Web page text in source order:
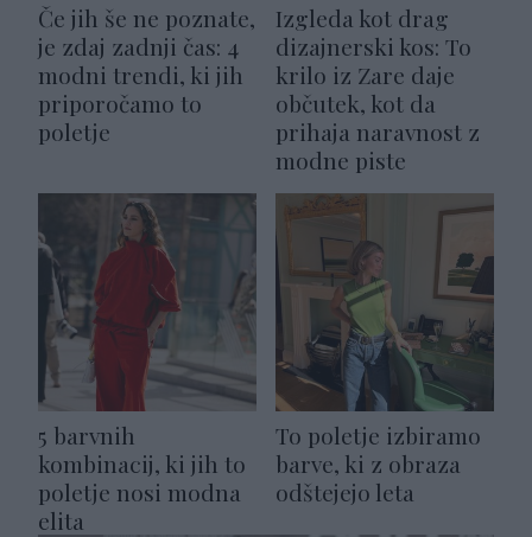
Če jih še ne poznate,
je zdaj zadnji čas: 4
modni trendi, ki jih
priporočamo to
poletje
Izgleda kot drag
dizajnerski kos: To
krilo iz Zare daje
občutek, kot da
prihaja naravnost z
modne piste
5 barvnih
kombinacij, ki jih to
poletje nosi modna
elita
To poletje izbiramo
barve, ki z obraza
odštejejo leta